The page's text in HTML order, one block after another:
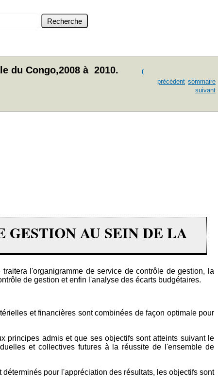
du Congo,2008 à 2010.
(
précédent sommaire
suivant
GESTION AU SEIN DE LA
l'organigramme de service de contrôle de gestion, la
de gestion et enfin l'analyse des écarts budgétaires.
et financières sont combinées de façon optimale pour
principes admis et que ses objectifs sont atteints suivant le
et collectives futures à la réussite de l'ensemble de
pour l'appréciation des résultats, les objectifs sont